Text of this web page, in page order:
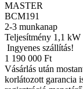
MASTER
BCM191
2-3 munkanap
Teljesítmény 1,1 kW
Ingyenes szállítás!
1 190 000 Ft
Vásárlás után
korlátozott garancia